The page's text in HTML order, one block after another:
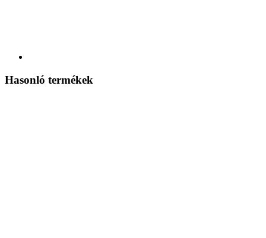
Hasonló termékek